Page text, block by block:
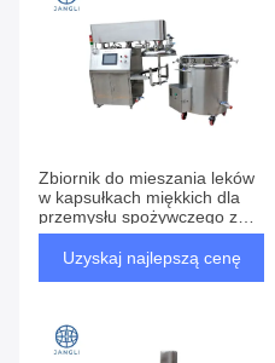
Zbiornik do mieszania leków
w kapsułkach miękkich dla
przemysłu spożywczego z
funkcjami wielofunkcyjnymi
Uzyskaj najlepszą cenę